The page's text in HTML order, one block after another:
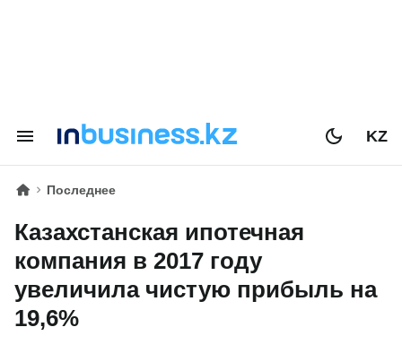
KZ
Последнее
Казахстанская ипотечная
компания в 2017 году
увеличила чистую прибыль на
19,6%